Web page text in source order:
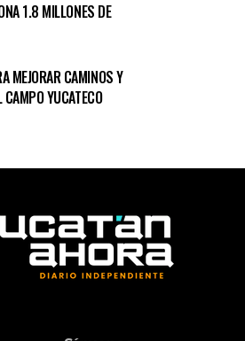
1.8 MILLONES DE
MEJORAR CAMINOS Y
YUCATECO